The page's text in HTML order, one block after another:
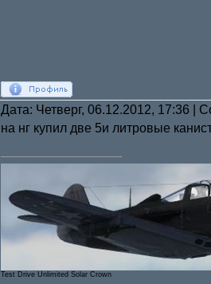
Дата: Четверг, 06.12.2012, 17:36 |
на нг купил две 5и литровые
Test Drive Unlimited Solar Crown